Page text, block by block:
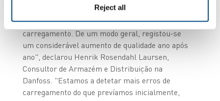
Reject all
"Nos 10 meses desde que começámos a utilizar a
solução, não ocorreram quaisquer erros de
carregamento. De um modo geral, registou-se
um considerável aumento de qualidade ano após
ano", declarou Henrik Rosendahl Laursen,
Consultor de Armazém e Distribuição na
Danfoss. "Estamos a detetar mais erros de
carregamento do que prevíamos inicialmente,